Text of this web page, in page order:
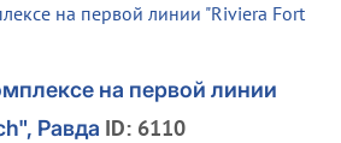
на первой линии "Riviera Fort
на первой линии
Равда ID: 6110